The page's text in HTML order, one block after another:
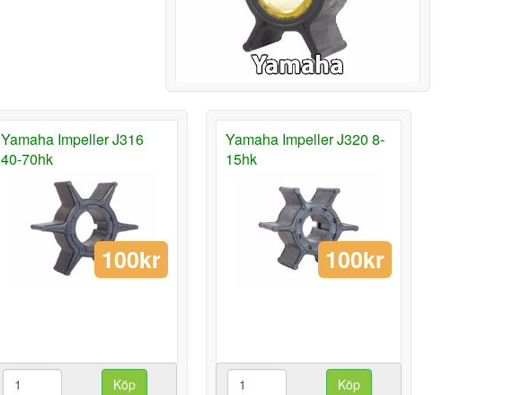
Yamaha Impeller J316
40-70hk
100kr
Köp
Yamaha Impeller J320 8-
15hk
100kr
Köp